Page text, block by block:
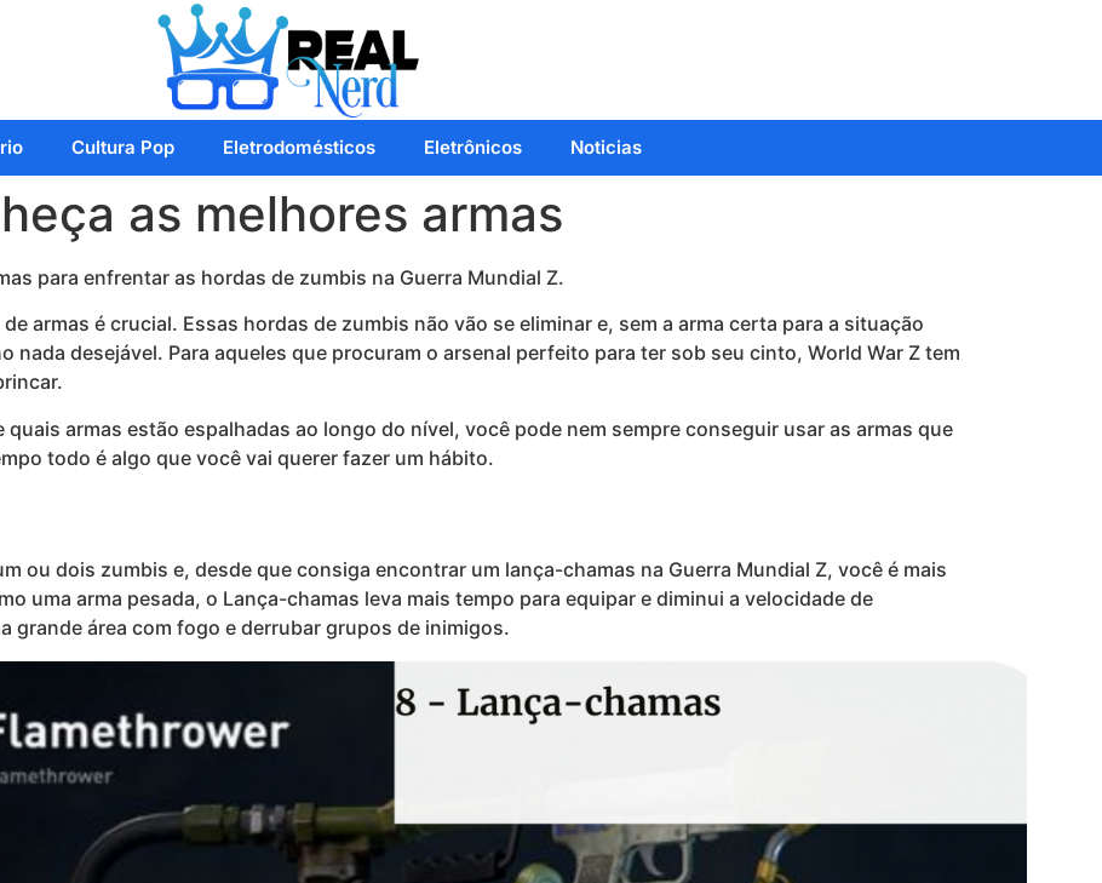
Cultura Pop Eletrodomésticos Eletrônicos Noticias
as melhores armas
para enfrentar as hordas de zumbis na Guerra Mundial Z.
armas é crucial. Essas hordas de zumbis não vão se eliminar e, sem a arma certa para a situação
nada desejável. Para aqueles que procuram o arsenal perfeito para ter sob seu cinto, World War Z tem
armas estão espalhadas ao longo do nível, você pode nem sempre conseguir usar as armas que
todo é algo que você vai querer fazer um hábito.
ou dois zumbis e, desde que consiga encontrar um lança-chamas na Guerra Mundial Z, você é mais
uma arma pesada, o Lança-chamas leva mais tempo para equipar e diminui a velocidade de
grande área com fogo e derrubar grupos de inimigos.